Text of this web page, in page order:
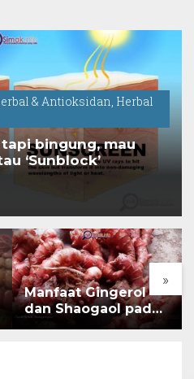
& Antioksidan, Herbal
bingung, mau
‘Sunblock’
»
Manfaat Gingerol
dan Shaogaol pada